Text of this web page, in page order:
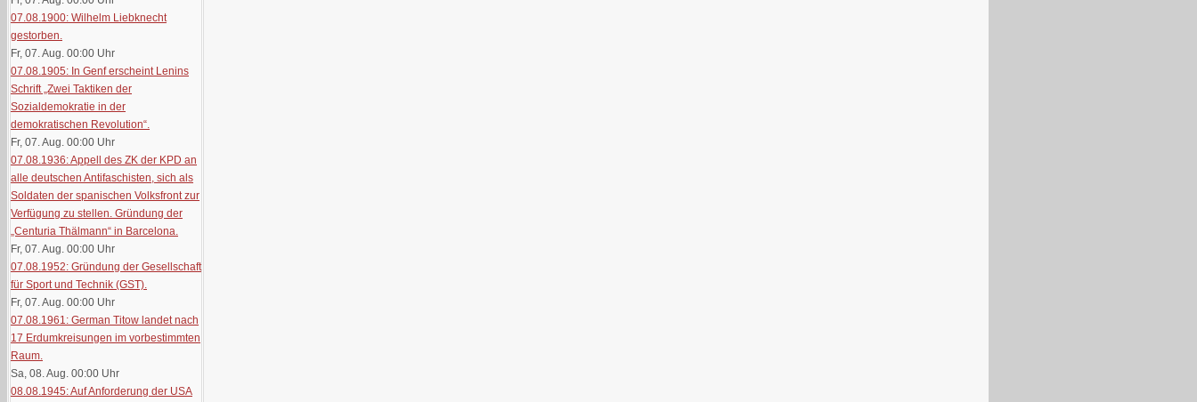
07.08.1900: Wilhelm Liebknecht
gestorben.
Fr, 07. Aug. 00:00 Uhr
07.08.1905: In Genf erscheint Lenins
Schrift „Zwei Taktiken der
Sozialdemokratie in der
demokratischen Revolution“.
Fr, 07. Aug. 00:00 Uhr
07.08.1936: Appell des ZK der KPD an
alle deutschen Antifaschisten, sich als
Soldaten der spanischen Volksfront zur
Verfügung zu stellen. Gründung der
„Centuria Thälmann“ in Barcelona.
Fr, 07. Aug. 00:00 Uhr
07.08.1952: Gründung der Gesellschaft
für Sport und Technik (GST).
Fr, 07. Aug. 00:00 Uhr
07.08.1961: German Titow landet nach
17 Erdumkreisungen im vorbestimmten
Raum.
Sa, 08. Aug. 00:00 Uhr
08.08.1945: Auf Anforderung der USA